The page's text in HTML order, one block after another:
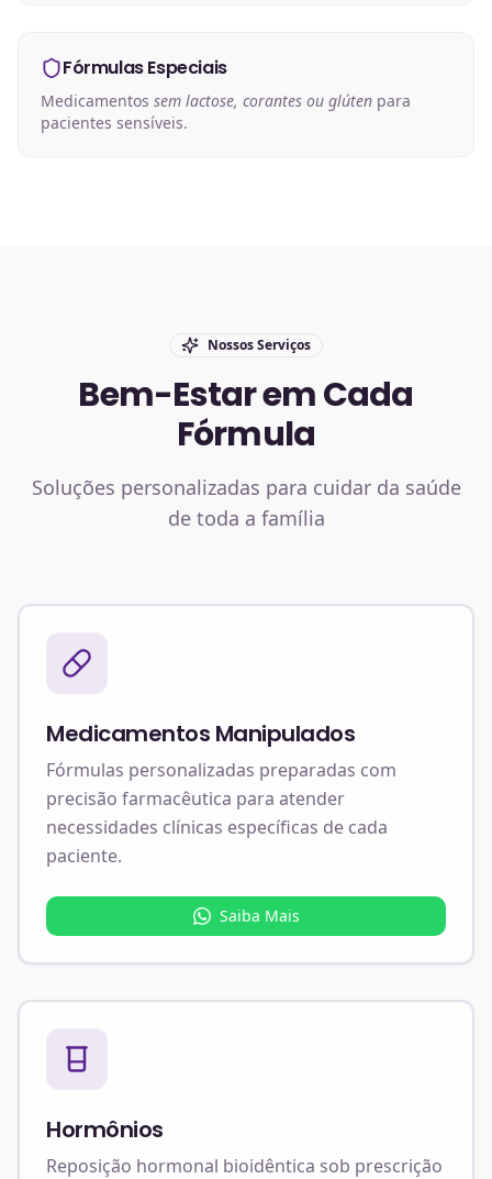
Fórmulas Especiais
Medicamentos sem lactose, corantes ou glúten para
pacientes sensíveis.
Nossos Serviços
Bem-Estar em Cada
Fórmula
Soluções personalizadas para cuidar da saúde
de toda a família
Medicamentos Manipulados
Fórmulas personalizadas preparadas com
precisão farmacêutica para atender
necessidades clínicas específicas de cada
paciente.
Saiba Mais
Hormônios
Reposição hormonal bioidêntica sob prescrição